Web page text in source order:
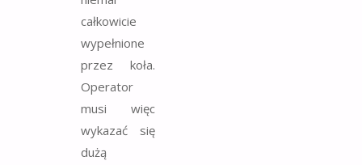
całkowicie
wypełnione
przez koła.
Operator
musi więc
wykazać się
dużą